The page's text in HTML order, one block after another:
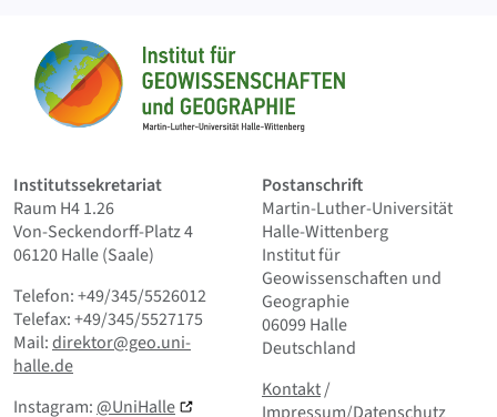
Startseite
Institutssekretariat
Raum H4 1.26
Von-Seckendorff-Platz 4
06120 Halle (Saale)
Telefon: +49/345/5526012
Telefax: +49/345/5527175
Mail:direktor@geo.uni-
halle.de
Instagram:@UniHalle
Postanschrift
Martin-Luther-Universität
Halle-Wittenberg
Institut für
Geowissenschaften und
Geographie
06099 Halle
Deutschland
Kontaktund Kleingedrucktes
Kontakt/